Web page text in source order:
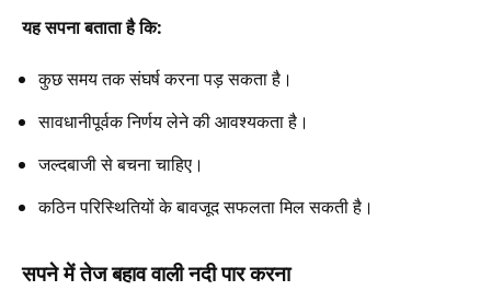
यह सपना बताता है कि:
कुछ समय तक संघर्ष करना पड़ सकता है।
सावधानीपूर्वक निर्णय लेने की आवश्यकता है।
जल्दबाजी से बचना चाहिए।
कठिन परिस्थितियों के बावजूद सफलता मिल सकती है।
सपने में तेज बहाव वाली नदी पार करना